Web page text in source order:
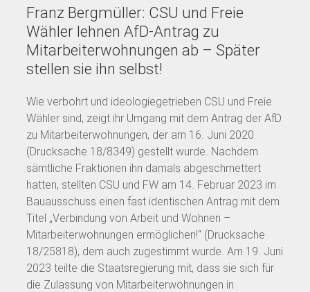
Franz Bergmüller: CSU und Freie
Wähler lehnen AfD-Antrag zu
Mitarbeiterwohnungen ab – Später
stellen sie ihn selbst!
Wie verbohrt und ideologiegetrieben CSU und Freie
Wähler sind, zeigt ihr Umgang mit dem Antrag der AfD
zu Mitarbeiterwohnungen, der am 16. Juni 2020
(Drucksache 18/8349) gestellt wurde. Nachdem
sämtliche Fraktionen ihn damals abgeschmettert
hatten, stellten CSU und FW am 14. Februar 2023 im
Bauausschuss einen fast identischen Antrag mit dem
Titel „Verbindung von Arbeit und Wohnen –
Mitarbeiterwohnungen ermöglichen!“ (Drucksache
18/25818), dem auch zugestimmt wurde. Am 19. Juni
2023 teilte die Staatsregierung mit, dass sie sich für
die Zulassung von Mitarbeiterwohnungen in